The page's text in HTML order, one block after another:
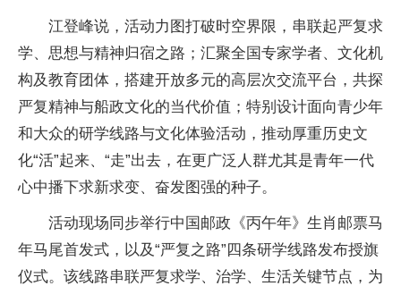
江登峰说，活动力图打破时空界限，串联起严复求
学、思想与精神归宿之路；汇聚全国专家学者、文化机
构及教育团体，搭建开放多元的高层次交流平台，共探
严复精神与船政文化的当代价值；特别设计面向青少年
和大众的研学线路与文化体验活动，推动厚重历史文
化“活”起来、“走”出去，在更广泛人群尤其是青年一代
心中播下求新求变、奋发图强的种子。
活动现场同步举行中国邮政《丙午年》生肖邮票马
年马尾首发式，以及“严复之路”四条研学线路发布授旗
仪式。该线路串联严复求学、治学、生活关键节点，为